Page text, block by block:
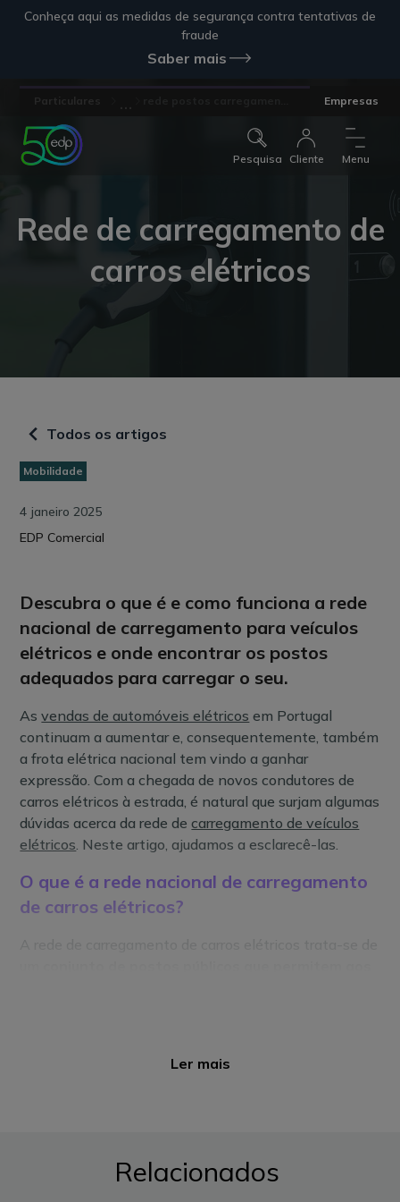
Conheça aqui as medidas de segurança contra tentativas de
fraude
Saber mais
Empresas
Pesquisa Cliente Menu
Rede de carregamento de
carros elétricos
Todos os artigos
Mobilidade
4 janeiro 2025
EDP Comercial
Descubra o que é e como funciona a rede
nacional de carregamento para veículos
elétricos e onde encontrar os postos
adequados para carregar o seu.
Asvendas de automóveis elétricos em Portugal
continuam a aumentar e, consequentemente, também
a frota elétrica nacional tem vindo a ganhar
expressão. Com a chegada de novos condutores de
carros elétricos à estrada, é natural que surjam algumas
dúvidas acerca da rede decarregamento de veículos
elétricos. Neste artigo, ajudamos a esclarecê-las.
O que é a rede nacional de carregamento
de carros elétricos?
espalhados por todo o país.
Carregamento (OPC) ou Detentor de Ponto de
Ler mais
Relacionados